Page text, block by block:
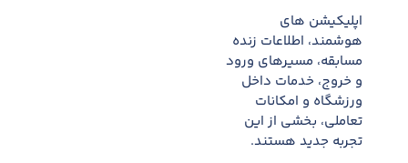
اپلیکیشن های
هوشمند، اطلاعات زنده
مسابقه، مسیرهای ورود
و خروج، خدمات داخل
ورزشگاه و امکانات
تعاملی، بخشی از این
تجربه جدید هستند.